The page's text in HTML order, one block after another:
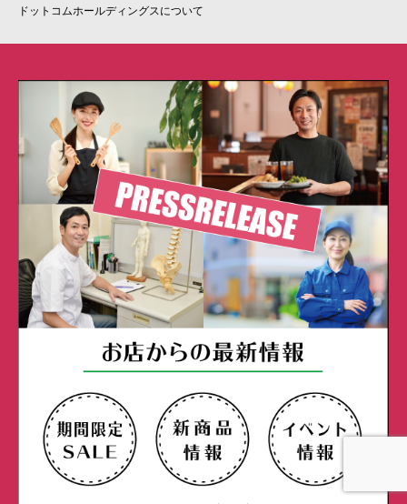
ドットコムホールディングスについて